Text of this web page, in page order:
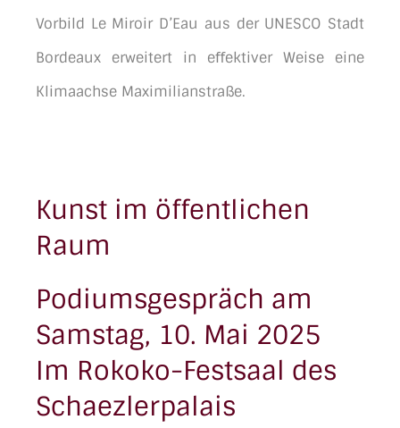
Vorbild Le Miroir D’Eau aus der UNESCO Stadt
Bordeaux erweitert in eﬀektiver Weise eine
Klimaachse Maximilianstraße.
Kunst im öffentlichen
Raum
Podiumsgespräch am
Samstag, 10. Mai 2025
Im Rokoko-Festsaal des
Schaezlerpalais